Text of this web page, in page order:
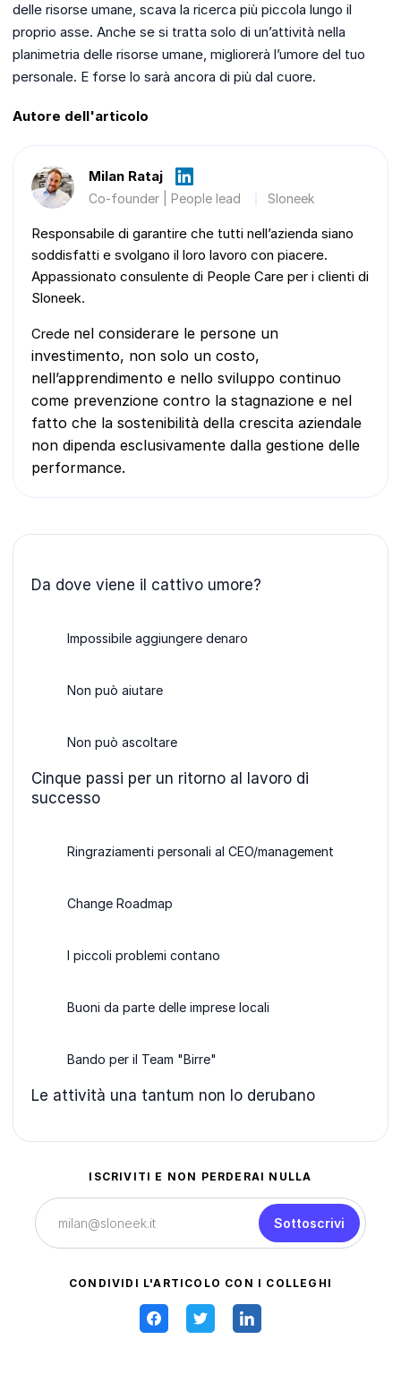
delle risorse umane, scava la ricerca più piccola lungo il
proprio asse. Anche se si tratta solo di un’attività nella
planimetria delle risorse umane, migliorerà l’umore del tuo
personale. E forse lo sarà ancora di più dal cuore.
Autore dell'articolo
Milan Rataj
Co-founder | People lead Sloneek
Responsabile di garantire che tutti nell’azienda siano
soddisfatti e svolgano il loro lavoro con piacere.
Appassionato consulente di People Care per i clienti di
Sloneek.
Crede nel considerare le persone un
investimento, non solo un costo,
nell’apprendimento e nello sviluppo continuo
come prevenzione contro la stagnazione e nel
fatto che la sostenibilità della crescita aziendale
non dipenda esclusivamente dalla gestione delle
performance.
Da dove viene il cattivo umore?
Impossibile aggiungere denaro
Non può aiutare
Non può ascoltare
Cinque passi per un ritorno al lavoro di
successo
Ringraziamenti personali al CEO/management
Change Roadmap
I piccoli problemi contano
Buoni da parte delle imprese locali
Bando per il Team "Birre"
Le attività una tantum non lo derubano
ISCRIVITI E NON PERDERAI NULLA
Sottoscrivi
CONDIVIDI L'ARTICOLO CON I COLLEGHI